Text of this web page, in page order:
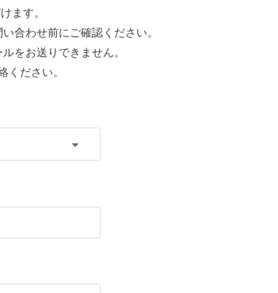
ます。
合わせ前にご確認ください。
をお送りできません。
ださい。